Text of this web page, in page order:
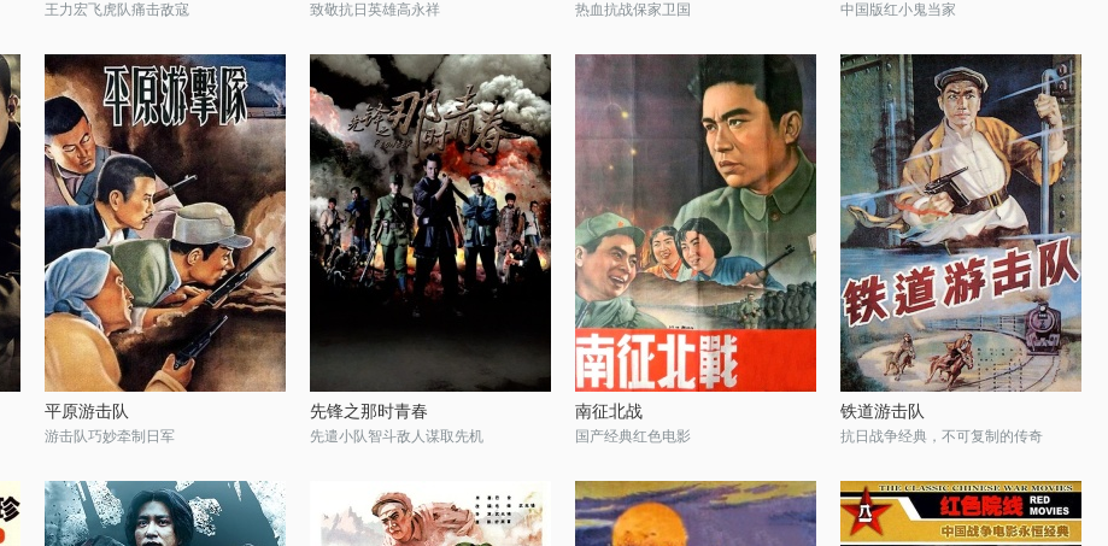
王力宏飞虎队痛击敌寇 致敬抗日英雄高永祥 热血抗战保家卫国 中国版红小鬼当家
平原游击队
游击队巧妙牵制日军
先锋之那时青春
先遣小队智斗敌人谋取先机
南征北战
国产经典红色电影
铁道游击队
抗日战争经典，不可复制的传奇